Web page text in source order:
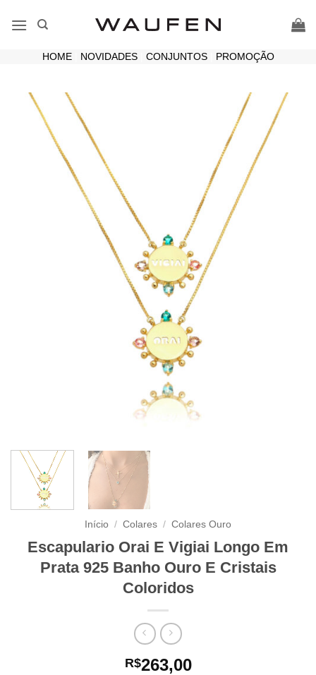
HOME| NOVIDADES| CONJUNTOS| PROMOÇÃO
Início / Colares / Colares Ouro
Escapulario Orai E Vigiai Longo Em
Prata 925 Banho Ouro E Cristais
Coloridos
R$263,00